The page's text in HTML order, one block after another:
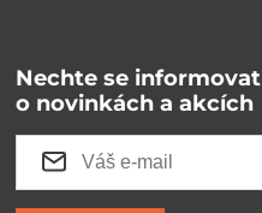
Nechte se informovat
o novinkách a akcích